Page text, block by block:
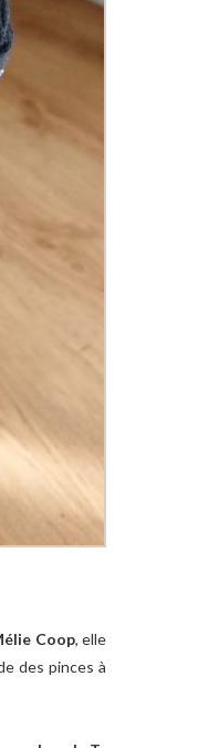
Coop, elle
des pinces à